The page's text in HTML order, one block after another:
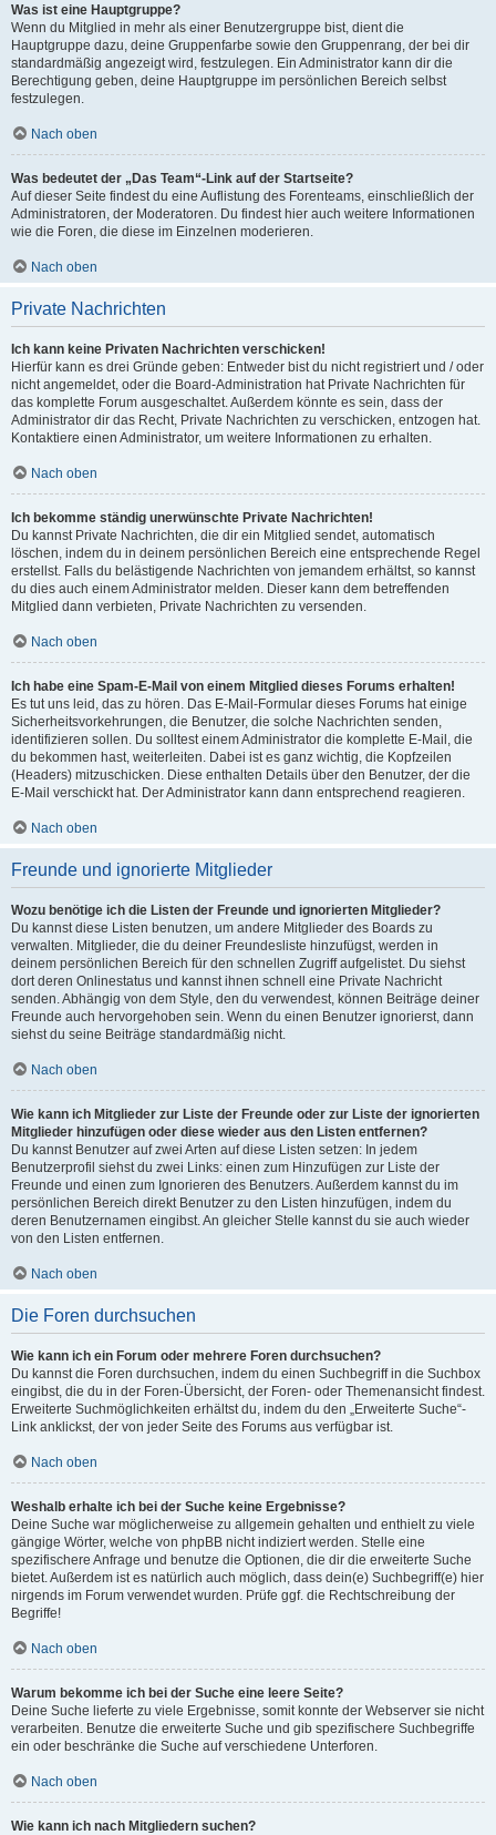
Was ist eine Hauptgruppe?
Wenn du Mitglied in mehr als einer Benutzergruppe bist, dient die
Hauptgruppe dazu, deine Gruppenfarbe sowie den Gruppenrang, der bei dir
standardmäßig angezeigt wird, festzulegen. Ein Administrator kann dir die
Berechtigung geben, deine Hauptgruppe im persönlichen Bereich selbst
festzulegen.
Nach oben
Was bedeutet der „Das Team“-Link auf der Startseite?
Auf dieser Seite findest du eine Auflistung des Forenteams, einschließlich der
Administratoren, der Moderatoren. Du findest hier auch weitere Informationen
wie die Foren, die diese im Einzelnen moderieren.
Nach oben
Private Nachrichten
Ich kann keine Privaten Nachrichten verschicken!
Hierfür kann es drei Gründe geben: Entweder bist du nicht registriert und / oder
nicht angemeldet, oder die Board-Administration hat Private Nachrichten für
das komplette Forum ausgeschaltet. Außerdem könnte es sein, dass der
Administrator dir das Recht, Private Nachrichten zu verschicken, entzogen hat.
Kontaktiere einen Administrator, um weitere Informationen zu erhalten.
Nach oben
Ich bekomme ständig unerwünschte Private Nachrichten!
Du kannst Private Nachrichten, die dir ein Mitglied sendet, automatisch
löschen, indem du in deinem persönlichen Bereich eine entsprechende Regel
erstellst. Falls du belästigende Nachrichten von jemandem erhältst, so kannst
du dies auch einem Administrator melden. Dieser kann dem betreffenden
Mitglied dann verbieten, Private Nachrichten zu versenden.
Nach oben
Ich habe eine Spam-E-Mail von einem Mitglied dieses Forums erhalten!
Es tut uns leid, das zu hören. Das E-Mail-Formular dieses Forums hat einige
Sicherheitsvorkehrungen, die Benutzer, die solche Nachrichten senden,
identifizieren sollen. Du solltest einem Administrator die komplette E-Mail, die
du bekommen hast, weiterleiten. Dabei ist es ganz wichtig, die Kopfzeilen
(Headers) mitzuschicken. Diese enthalten Details über den Benutzer, der die
E-Mail verschickt hat. Der Administrator kann dann entsprechend reagieren.
Nach oben
Freunde und ignorierte Mitglieder
Wozu benötige ich die Listen der Freunde und ignorierten Mitglieder?
Du kannst diese Listen benutzen, um andere Mitglieder des Boards zu
verwalten. Mitglieder, die du deiner Freundesliste hinzufügst, werden in
deinem persönlichen Bereich für den schnellen Zugriff aufgelistet. Du siehst
dort deren Onlinestatus und kannst ihnen schnell eine Private Nachricht
senden. Abhängig von dem Style, den du verwendest, können Beiträge deiner
Freunde auch hervorgehoben sein. Wenn du einen Benutzer ignorierst, dann
siehst du seine Beiträge standardmäßig nicht.
Nach oben
Wie kann ich Mitglieder zur Liste der Freunde oder zur Liste der ignorierten
Mitglieder hinzufügen oder diese wieder aus den Listen entfernen?
Du kannst Benutzer auf zwei Arten auf diese Listen setzen: In jedem
Benutzerprofil siehst du zwei Links: einen zum Hinzufügen zur Liste der
Freunde und einen zum Ignorieren des Benutzers. Außerdem kannst du im
persönlichen Bereich direkt Benutzer zu den Listen hinzufügen, indem du
deren Benutzernamen eingibst. An gleicher Stelle kannst du sie auch wieder
von den Listen entfernen.
Nach oben
Die Foren durchsuchen
Wie kann ich ein Forum oder mehrere Foren durchsuchen?
Du kannst die Foren durchsuchen, indem du einen Suchbegriff in die Suchbox
eingibst, die du in der Foren-Übersicht, der Foren- oder Themenansicht findest.
Erweiterte Suchmöglichkeiten erhältst du, indem du den „Erweiterte Suche“-
Link anklickst, der von jeder Seite des Forums aus verfügbar ist.
Nach oben
Weshalb erhalte ich bei der Suche keine Ergebnisse?
Deine Suche war möglicherweise zu allgemein gehalten und enthielt zu viele
gängige Wörter, welche von phpBB nicht indiziert werden. Stelle eine
spezifischere Anfrage und benutze die Optionen, die dir die erweiterte Suche
bietet. Außerdem ist es natürlich auch möglich, dass dein(e) Suchbegriff(e) hier
nirgends im Forum verwendet wurden. Prüfe ggf. die Rechtschreibung der
Begriffe!
Nach oben
Warum bekomme ich bei der Suche eine leere Seite?
Deine Suche lieferte zu viele Ergebnisse, somit konnte der Webserver sie nicht
verarbeiten. Benutze die erweiterte Suche und gib spezifischere Suchbegriffe
ein oder beschränke die Suche auf verschiedene Unterforen.
Nach oben
Wie kann ich nach Mitgliedern suchen?